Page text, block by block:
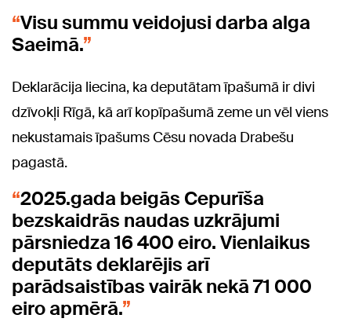
Visu summu veidojusi darba alga
Saeimā.
Deklarācija liecina, ka deputātam īpašumā ir divi
dzīvokļi Rīgā, kā arī kopīpašumā zeme un vēl viens
nekustamais īpašums Cēsu novada Drabešu
pagastā.
2025.gada beigās Cepurīša
bezskaidrās naudas uzkrājumi
pārsniedza 16 400 eiro. Vienlaikus
deputāts deklarējis arī
parādsaistības vairāk nekā 71 000
eiro apmērā.